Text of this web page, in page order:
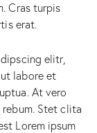
Cras turpis
erat.
elitr,
labore et
At vero
Stet clita
Lorem ipsum